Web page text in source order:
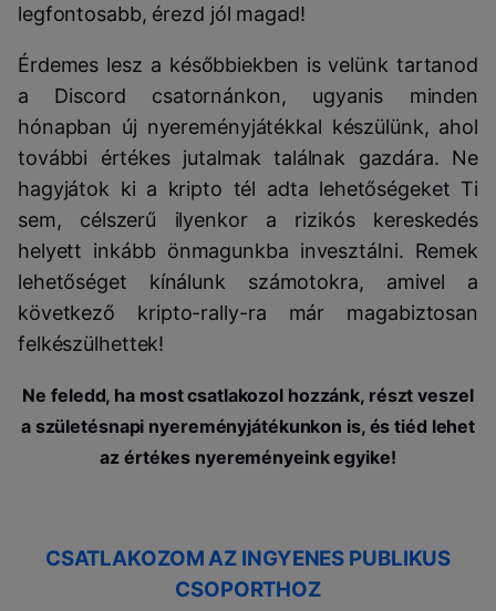
legfontosabb, érezd jól magad!
Érdemes lesz a későbbiekben is velünk tartanod
a Discord csatornánkon, ugyanis minden
hónapban új nyereményjátékkal készülünk, ahol
további értékes jutalmak találnak gazdára. Ne
hagyjátok ki a kripto tél adta lehetőségeket Ti
sem, célszerű ilyenkor a rizikós kereskedés
helyett inkább önmagunkba invesztálni. Remek
lehetőséget kínálunk számotokra, amivel a
következő kripto-rally-ra már magabiztosan
felkészülhettek!
Ne feledd, ha most csatlakozol hozzánk, részt veszel
a születésnapi nyereményjátékunkon is, és tiéd lehet
az értékes nyereményeink egyike!
CSATLAKOZOM AZ INGYENES PUBLIKUS
CSOPORTHOZ